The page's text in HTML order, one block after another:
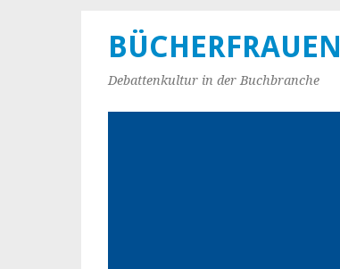
BÜCHERFRAUEN
Debattenkultur in der Buchbranche